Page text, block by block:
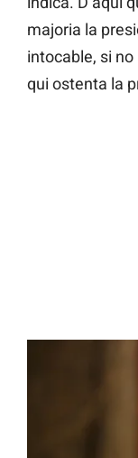
majoria la
intocable, si
qui ostenta la